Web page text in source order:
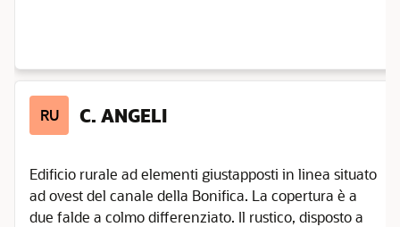
RU C. ANGELI
Edificio rurale ad elementi giustapposti in linea situato
ad ovest del canale della Bonifica. La copertura è a
due falde a colmo differenziato. Il rustico, disposto a